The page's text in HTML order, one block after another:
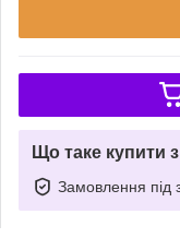
Що таке купити
Замовлення під